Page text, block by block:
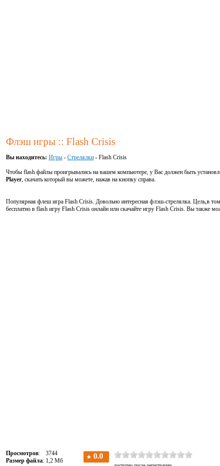
Флэш игры :: Flash Crisis
Вы находитесь: Игры - Стрелялки - Flash Crisis
Чтобы flash файлы проигрывались на вашем компьютере, у Вас должен быть
Player, скачать который вы можете, нажав на кнопку справа.
Популярная флеш игра Flash Crisis. Довольно интересная флэш-стрелялка. Цель,в
бесплатно в flash игру Flash Crisis онлайн или скачайте игру Flash Crisis. Вы также
Просмотров: 3744
Размер файла: 1,2 Мб